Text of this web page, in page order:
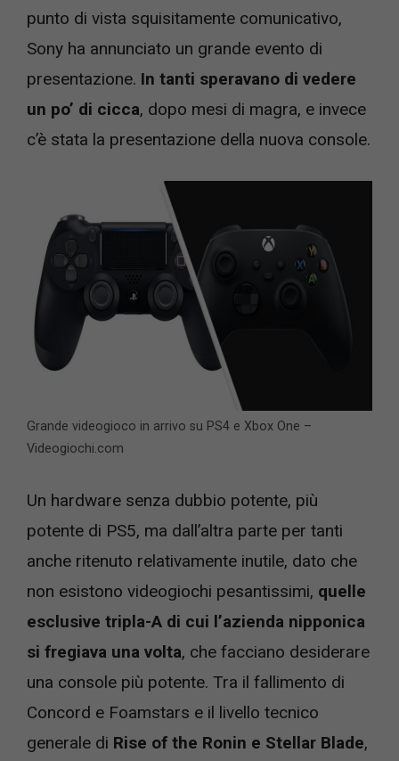
punto di vista squisitamente comunicativo,
Sony ha annunciato un grande evento di
presentazione. In tanti speravano di vedere
un po’ di cicca, dopo mesi di magra, e invece
c’è stata la presentazione della nuova console.
Grande videogioco in arrivo su PS4 e Xbox One –
Videogiochi.com
Un hardware senza dubbio potente, più
potente di PS5, ma dall’altra parte per tanti
anche ritenuto relativamente inutile, dato che
non esistono videogiochi pesantissimi, quelle
esclusive tripla-A di cui l’azienda nipponica
si fregiava una volta, che facciano desiderare
una console più potente. Tra il fallimento di
Concord e Foamstars e il livello tecnico
generale di Rise of the Ronin e Stellar Blade,